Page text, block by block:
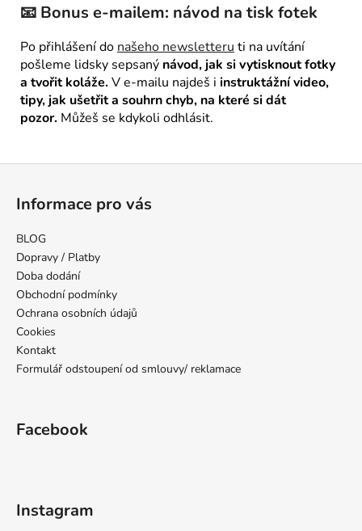
📧 Bonus e-mailem: návod na tisk fotek
Po přihlášení do našeho newsletteru ti na uvítání
pošleme lidsky sepsaný návod, jak si vytisknout fotky
a tvořit koláže.V e-mailu najdeš i instruktážní video,
tipy, jak ušetřit a souhrn chyb, na které si dát
pozor. Můžeš se kdykoli odhlásit.
Informace pro vás
BLOG
Dopravy / Platby
Doba dodání
Obchodní podmínky
Ochrana osobních údajů
Cookies
Kontakt
Formulář odstoupení od smlouvy/ reklamace
Facebook
Instagram